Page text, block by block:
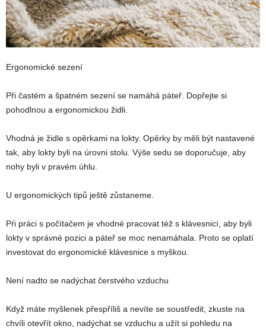
Ergonomické sezení
Při častém a špatném sezení se namáhá páteř. Dopřejte si
pohodlnou a ergonomickou židli.
Vhodná je židle s opěrkami na lokty. Opěrky by měli být nastavené
tak, aby lokty byli na úrovni stolu. Výše sedu se doporučuje, aby
nohy byli v pravém úhlu.
U ergonomických tipů ještě zůstaneme.
Pŕi práci s počítačem je vhodné pracovat též s klávesnicí, aby byli
lokty v správné pozici a páteř se moc nenamáhala. Proto se oplatí
investovat do ergonomické klávesnice s myškou.
Není nadto se nadýchat čerstvého vzduchu
Když máte myšlenek přespříliš a nevíte se soustředit, zkuste na
chvíli otevřít okno, nadýchat se vzduchu a užít si pohledu na